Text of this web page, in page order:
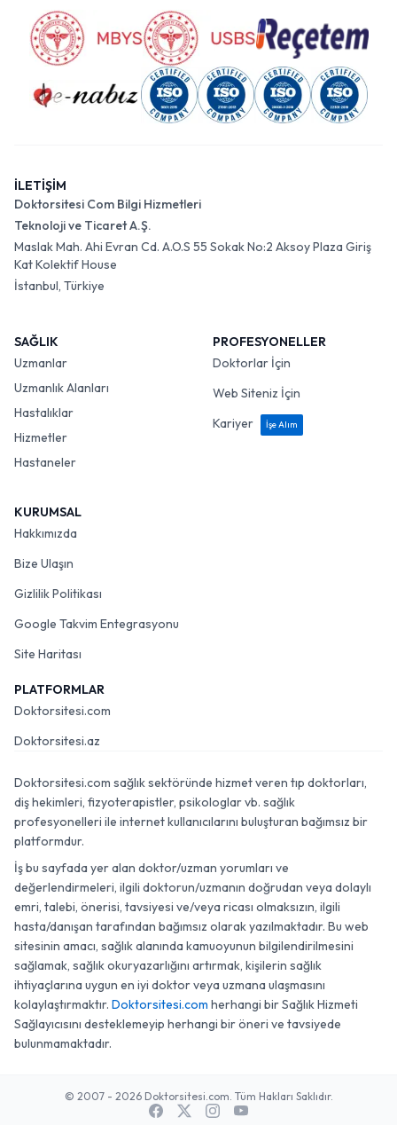
İLETİŞİM
Doktorsitesi Com Bilgi Hizmetleri
Teknoloji ve Ticaret A.Ş.
Maslak Mah. Ahi Evran Cd. A.O.S 55 Sokak No:2 Aksoy Plaza Giriş
Kat Kolektif House
İstanbul, Türkiye
SAĞLIK
Uzmanlar
Uzmanlık Alanları
Hastalıklar
Hizmetler
Hastaneler
PROFESYONELLER
Doktorlar İçin
Web Siteniz İçin
Kariyer
İşe Alım
KURUMSAL
Hakkımızda
Bize Ulaşın
Gizlilik Politikası
Google Takvim Entegrasyonu
Site Haritası
PLATFORMLAR
Doktorsitesi.com
Doktorsitesi.az
Doktorsitesi.com sağlık sektöründe hizmet veren tıp doktorları,
diş hekimleri, fizyoterapistler, psikologlar vb. sağlık
profesyonelleri ile internet kullanıcılarını buluşturan bağımsız bir
platformdur.
İş bu sayfada yer alan doktor/uzman yorumları ve
değerlendirmeleri, ilgili doktorun/uzmanın doğrudan veya dolaylı
emri, talebi, önerisi, tavsiyesi ve/veya ricası olmaksızın, ilgili
hasta/danışan tarafından bağımsız olarak yazılmaktadır. Bu web
sitesinin amacı, sağlık alanında kamuoyunun bilgilendirilmesini
sağlamak, sağlık okuryazarlığını artırmak, kişilerin sağlık
ihtiyaçlarına uygun en iyi doktor veya uzmana ulaşmasını
kolaylaştırmaktır. Doktorsitesi.com herhangi bir Sağlık Hizmeti
Sağlayıcısını desteklemeyip herhangi bir öneri ve tavsiyede
bulunmamaktadır.
© 2007 - 2026 Doktorsitesi.com. Tüm Hakları Saklıdır.